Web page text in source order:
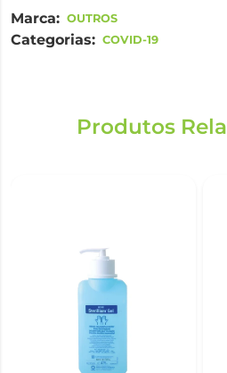
Marca: OUTROS
Categorias: COVID-19
Produtos